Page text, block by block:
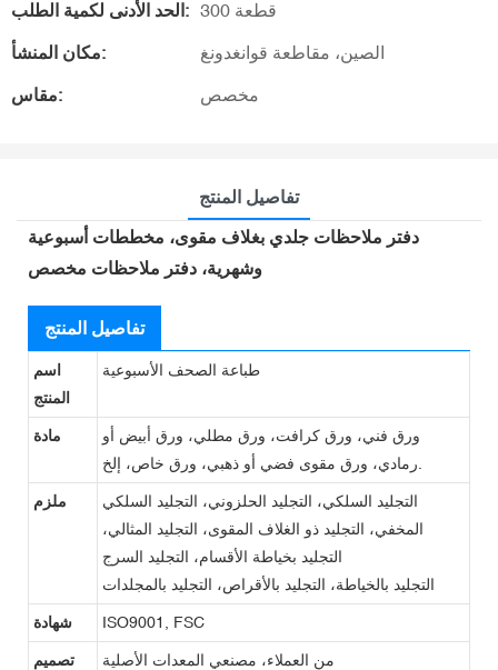
الحد الأدنى لكمية الطلب: 300 قطعة
مكان المنشأ: الصين، مقاطعة قوانغدونغ
مقاس: مخصص
تفاصيل المنتج
دفتر ملاحظات جلدي بغلاف مقوى، مخططات أسبوعية
وشهرية، دفتر ملاحظات مخصص
تفاصيل المنتج
اسم
المنتج
طباعة الصحف الأسبوعية
مادة
ورق فني، ورق كرافت، ورق مطلي، ورق أبيض أو
ملزم
التجليد السلكي، التجليد الحلزوني، التجليد السلكي
المخفي، التجليد ذو الغلاف المقوى، التجليد المثالي،
التجليد بخياطة الأقسام، التجليد السرج
التجليد بالخياطة، التجليد بالأقراص، التجليد بالمجلدات
شهادة ISO9001, FSC
تصميم من العملاء، مصنعي المعدات الأصلية